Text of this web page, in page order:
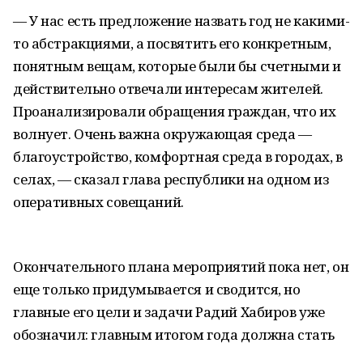
— У нас есть предложение назвать год не какими-
то абстракциями, а посвятить его конкретным,
понятным вещам, которые были бы счетными и
действительно отвечали интересам жителей.
Проанализировали обращения граждан, что их
волнует. Очень важна окружающая среда —
благоустройство, комфортная среда в городах, в
селах, — сказал глава республики на одном из
оперативных совещаний.
Окончательного плана мероприятий пока нет, он
еще только придумывается и сводится, но
главные его цели и задачи Радий Хабиров уже
обозначил: главным итогом года должна стать